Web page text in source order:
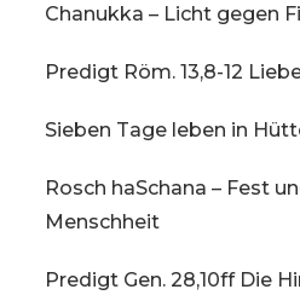
Chanukka – Licht gegen
Predigt Röm. 13,8-12
Sieben Tage leben in
Rosch haSchana – Fest
Menschheit
Predigt Gen. 28,10ff Die